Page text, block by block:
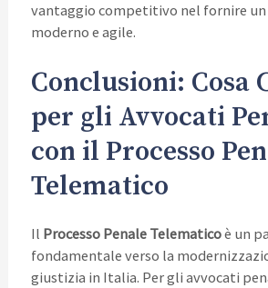
vantaggio competitivo nel fornire un
moderno e agile.
Conclusioni: Cosa
per gli Avvocati
con il Processo
Telematico
Il Processo Penale Telematicoè un
fondamentale verso la
giustizia in Italia. Per gli avvocati